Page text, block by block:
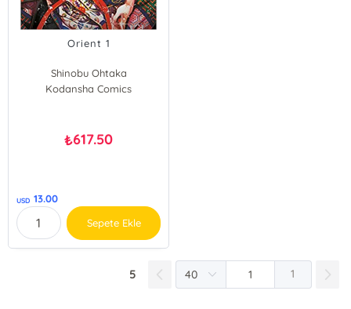
Orient 1
Shinobu Ohtaka
Kodansha Comics
₺617.50
USD 13.00
Sepete Ekle
5 1